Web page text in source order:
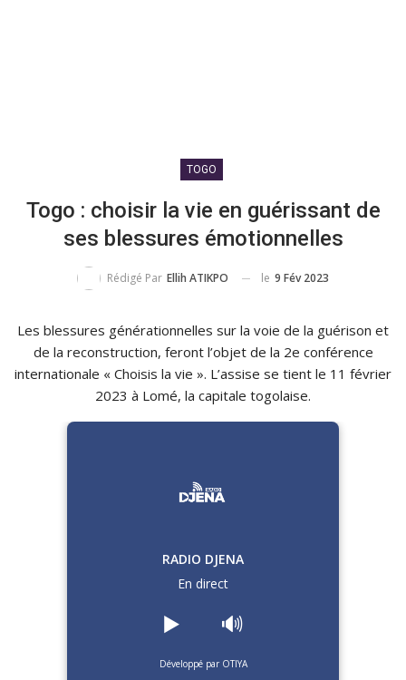
TOGO
Togo : choisir la vie en guérissant de
ses blessures émotionnelles
Rédigé Par Ellih ATIKPO le 9 Fév 2023
Les blessures générationnelles sur la voie de la guérison et
de la reconstruction, feront l’objet de la 2e conférence
internationale « Choisis la vie ». L’assise se tient le 11 février
2023 à Lomé, la capitale togolaise.
RADIO DJENA
En direct
▶️ 🔊
Développé par OTIYA